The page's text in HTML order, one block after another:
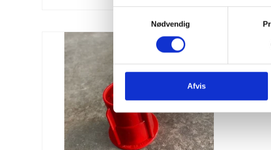
k
e
v
a
l
g
Nødvendig
Afvis